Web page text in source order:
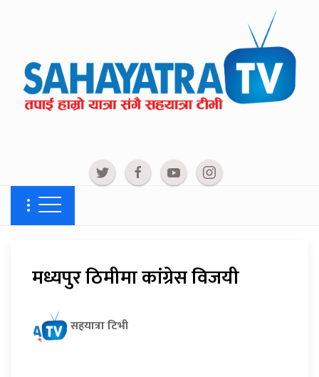
मध्यपुर ठिमीमा कांग्रेस विजयी
सहयात्रा टिभी